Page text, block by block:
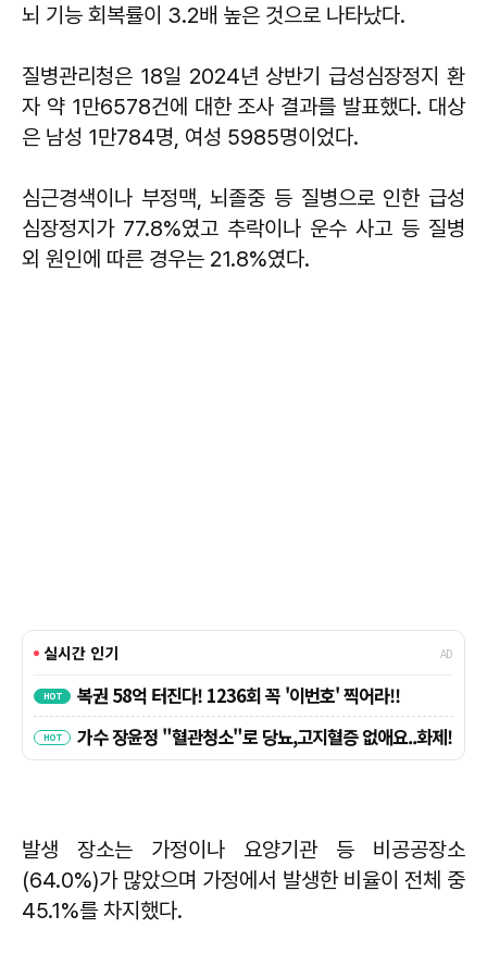
뇌 기능 회복률이 3.2배 높은 것으로 나타났다.
질병관리청은 18일 2024년 상반기 급성심장정지 환
자 약 1만6578건에 대한 조사 결과를 발표했다. 대상
은 남성 1만784명, 여성 5985명이었다.
심근경색이나 부정맥, 뇌졸중 등 질병으로 인한 급성
심장정지가 77.8%였고 추락이나 운수 사고 등 질병
외 원인에 따른 경우는 21.8%였다.
발생 장소는 가정이나 요양기관 등 비공공장소
(64.0%)가 많았으며 가정에서 발생한 비율이 전체 중
45.1%를 차지했다.